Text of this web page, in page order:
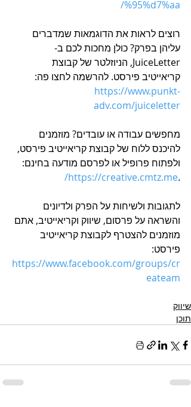
%95%d7%aa/
רוצים לראות את הדוגמאות שמדברים
עליהן בפרק? כולן מחכות לכם ב-
JuiceLetter, הניוזלטר של קבוצת
קריאייטיב פירסט. להרשמה לחצו פה:
https://www.punkt-
adv.com/juiceletter
מחפשים עבודה או עובדים? מוזמנים
להיכנס ללוח של קבוצת קריאייטיב פירסט,
ולפתוח פרופיל או לפרסם מודעה בחינם:
.
https://creative.cmtz.me/
לתגובות ולשיחות על הפרק ולדיונים
והשראה על פרסום, שיווק וקריאייטיב, אתם
מוזמנים להצטרף לקבוצת קריאייטיב
פירסט:
https://www.facebook.com/groups/cr
eateam
שיווק
תוכן